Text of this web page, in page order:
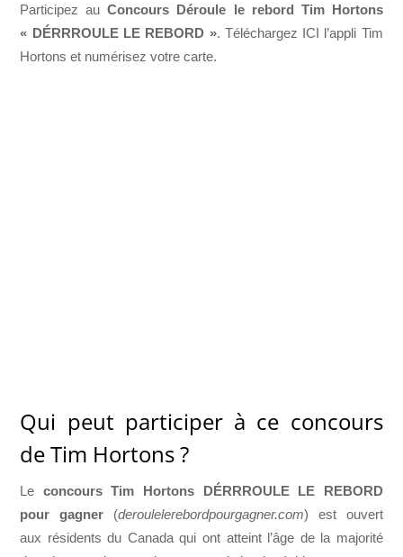
Participez auConcours Déroule le rebord Tim Hortons
« DÉRRROULE LE REBORD ». Téléchargez ICI l’appli Tim
Hortons et numérisez votre carte.
Qui peut participer à ce concours
de Tim Hortons ?
Le concours Tim Hortons DÉRRROULE LE REBORD
pour gagner (deroulelerebordpourgagner.com) est ouvert
aux résidents du Canada qui ont atteint l’âge de la majorité